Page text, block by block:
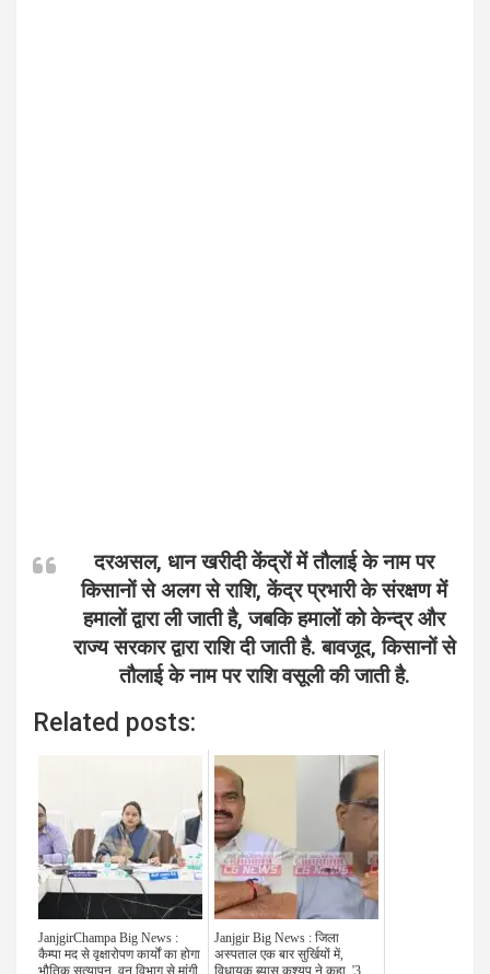
दरअसल, धान खरीदी केंद्रों में तौलाई के नाम पर
किसानों से अलग से राशि, केंद्र प्रभारी के संरक्षण में
हमालों द्वारा ली जाती है, जबकि हमालों को केन्द्र और
राज्य सरकार द्वारा राशि दी जाती है. बावजूद, किसानों से
तौलाई के नाम पर राशि वसूली की जाती है.
Related posts:
JanjgirChampa Big News :
कैम्पा मद से वृक्षारोपण कार्यों का होगा
Janjgir Big News : जिला
अस्पताल एक बार सुर्खियों में,